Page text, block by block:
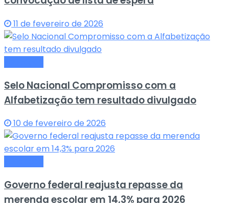
11 de fevereiro de 2026
Selo Nacional Compromisso com a
Alfabetização tem resultado divulgado
10 de fevereiro de 2026
Governo federal reajusta repasse da
merenda escolar em 14,3% para 2026